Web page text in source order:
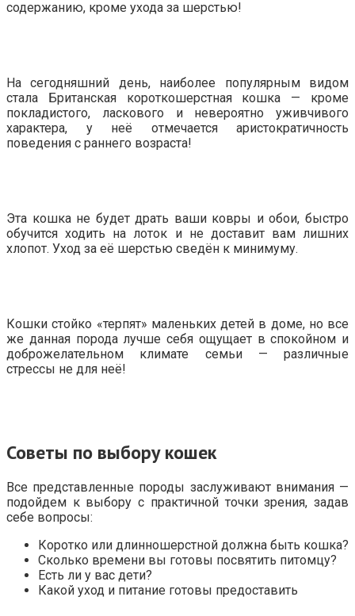
содержанию, кроме ухода за шерстью!
На сегодняшний день, наиболее популярным видом
стала Британская короткошерстная кошка — кроме
покладистого, ласкового и невероятно уживчивого
характера, у неё отмечается аристократичность
поведения с раннего возраста!
Эта кошка не будет драть ваши ковры и обои, быстро
обучится ходить на лоток и не доставит вам лишних
хлопот. Уход за её шерстью сведён к минимуму.
Кошки стойко «терпят» маленьких детей в доме, но все
же данная порода лучше себя ощущает в спокойном и
доброжелательном климате семьи — различные
стрессы не для неё!
Советы по выбору кошек
Все представленные породы заслуживают внимания —
подойдем к выбору с практичной точки зрения, задав
себе вопросы:
Коротко или длинношерстной должна быть кошка?
Сколько времени вы готовы посвятить питомцу?
Есть ли у вас дети?
Какой уход и питание готовы предоставить